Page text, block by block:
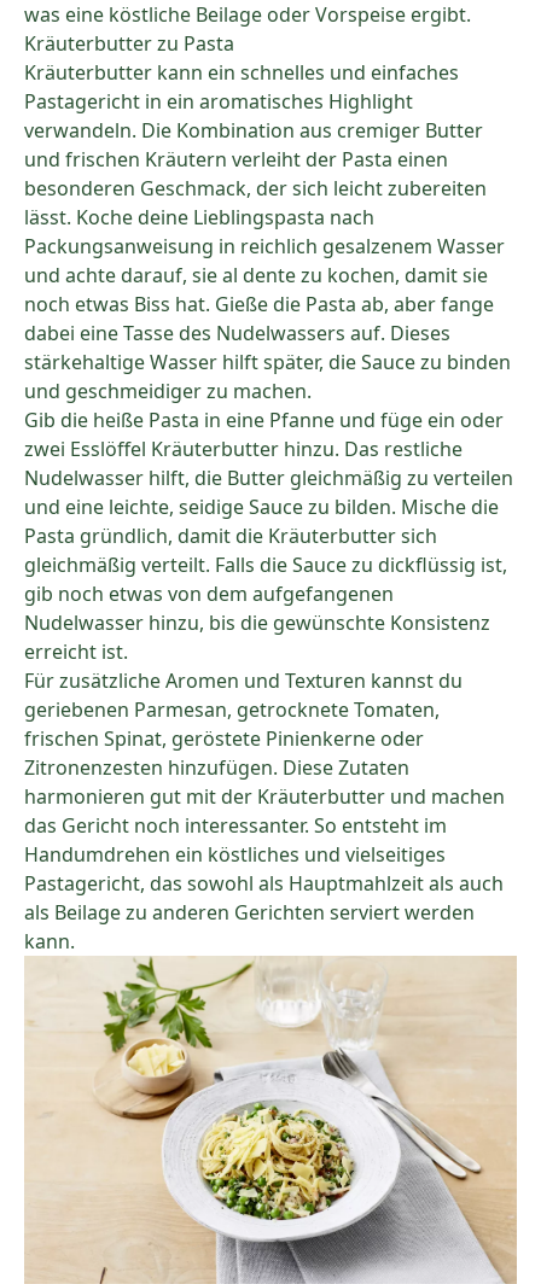
was eine köstliche Beilage oder Vorspeise ergibt.
Kräuterbutter zu Pasta
Kräuterbutter kann ein schnelles und einfaches
Pastagericht in ein aromatisches Highlight
verwandeln. Die Kombination aus cremiger Butter
und frischen Kräutern verleiht der Pasta einen
besonderen Geschmack, der sich leicht zubereiten
lässt. Koche deine Lieblingspasta nach
Packungsanweisung in reichlich gesalzenem Wasser
und achte darauf, sie al dente zu kochen, damit sie
noch etwas Biss hat. Gieße die Pasta ab, aber fange
dabei eine Tasse des Nudelwassers auf. Dieses
stärkehaltige Wasser hilft später, die Sauce zu binden
und geschmeidiger zu machen.
Gib die heiße Pasta in eine Pfanne und füge ein oder
zwei Esslöffel Kräuterbutter hinzu. Das restliche
Nudelwasser hilft, die Butter gleichmäßig zu verteilen
und eine leichte, seidige Sauce zu bilden. Mische die
Pasta gründlich, damit die Kräuterbutter sich
gleichmäßig verteilt. Falls die Sauce zu dickflüssig ist,
gib noch etwas von dem aufgefangenen
Nudelwasser hinzu, bis die gewünschte Konsistenz
erreicht ist.
Für zusätzliche Aromen und Texturen kannst du
geriebenen Parmesan, getrocknete Tomaten,
frischen Spinat, geröstete Pinienkerne oder
Zitronenzesten hinzufügen. Diese Zutaten
harmonieren gut mit der Kräuterbutter und machen
das Gericht noch interessanter. So entsteht im
Handumdrehen ein köstliches und vielseitiges
Pastagericht, das sowohl als Hauptmahlzeit als auch
als Beilage zu anderen Gerichten serviert werden
kann.